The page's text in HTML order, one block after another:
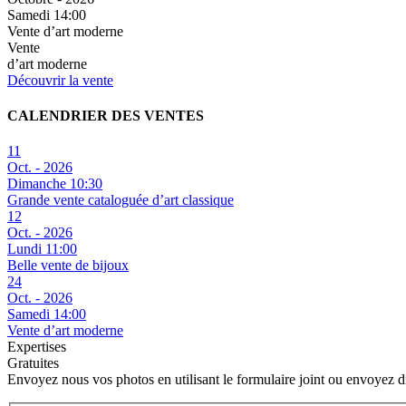
Samedi 14:00
Vente d’art moderne
Vente
d’art moderne
Découvrir la vente
CALENDRIER DES VENTES
11
Oct. - 2026
Dimanche 10:30
Grande vente cataloguée d’art classique
12
Oct. - 2026
Lundi 11:00
Belle vente de bijoux
24
Oct. - 2026
Samedi 14:00
Vente d’art moderne
Expertises
Gratuites
Envoyez nous vos photos en utilisant le formulaire joint ou envoyez